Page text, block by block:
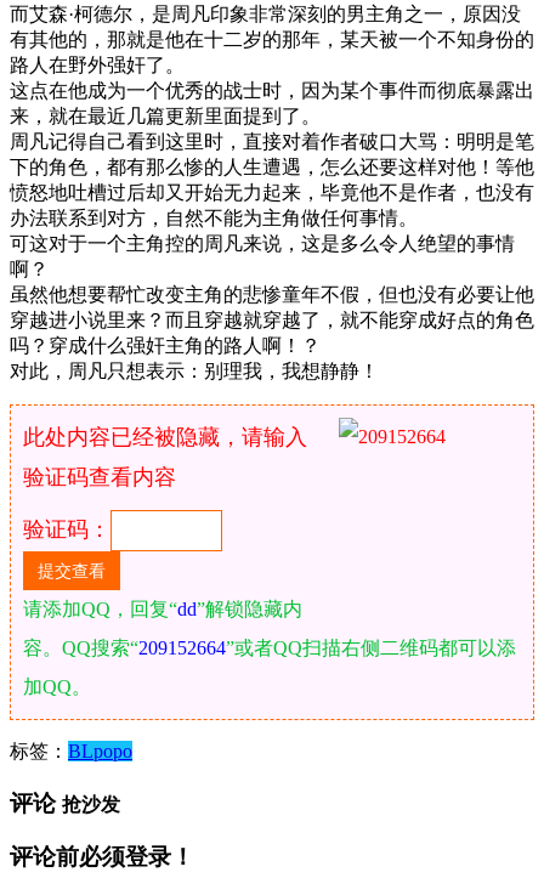
而艾森·柯德尔，是周凡印象非常深刻的男主角之一，原因没
有其他的，那就是他在十二岁的那年，某天被一个不知身份的
路人在野外强奸了。
这点在他成为一个优秀的战士时，因为某个事件而彻底暴露出
来，就在最近几篇更新里面提到了。
周凡记得自己看到这里时，直接对着作者破口大骂：明明是笔
下的角色，都有那么惨的人生遭遇，怎么还要这样对他！等他
愤怒地吐槽过后却又开始无力起来，毕竟他不是作者，也没有
办法联系到对方，自然不能为主角做任何事情。
可这对于一个主角控的周凡来说，这是多么令人绝望的事情
啊？
虽然他想要帮忙改变主角的悲惨童年不假，但也没有必要让他
穿越进小说里来？而且穿越就穿越了，就不能穿成好点的角色
吗？穿成什么强奸主角的路人啊！？
对此，周凡只想表示：别理我，我想静静！
此处内容已经被隐藏，请输入
验证码查看内容
验证码：
请添加QQ，回复“dd”解锁隐藏内
容。QQ搜索“209152664”或者QQ扫描右侧二维码都可以添
加QQ。
标签： BLpopo
评论 抢沙发
评论前必须登录！